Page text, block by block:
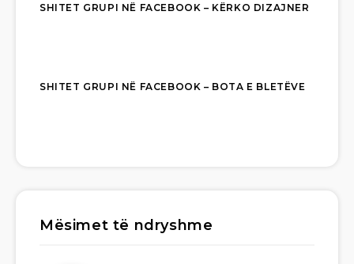
SHITET GRUPI NË FACEBOOK – KËRKO DIZAJNER
SHITET GRUPI NË FACEBOOK – BOTA E BLETËVE
Mësimet të ndryshme